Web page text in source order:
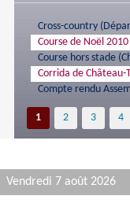
Cross-country
Course de Noël
Course hors stade
Corrida de
Compte rendu
1 2 3 4
Vendredi 7 août 2026